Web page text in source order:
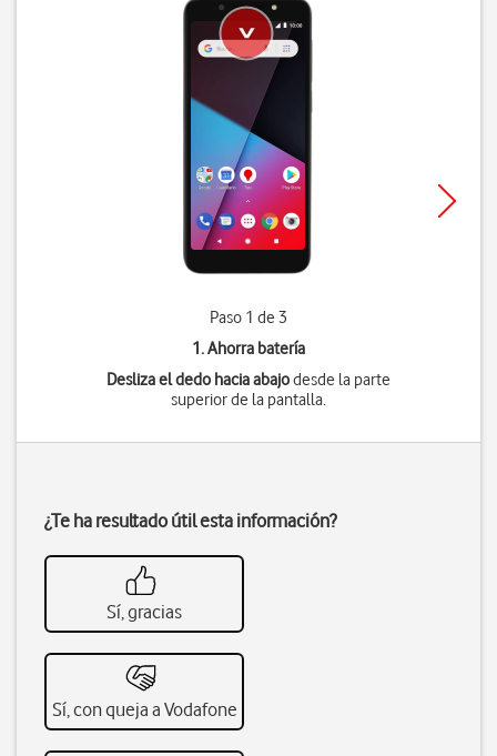
Paso 1 de 3
1. Ahorra batería
Desliza el dedo hacia abajodesde la parte
superior de la pantalla.
¿Te ha resultado útil esta información?
Sí, gracias
Sí, con queja a Vodafone